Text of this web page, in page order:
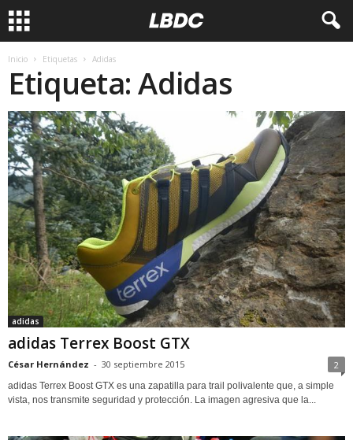
Inicio Etiquetas Adidas
Etiqueta: Adidas
adidas
adidas Terrex Boost GTX
César Hernández - 30 septiembre 2015 2
adidas Terrex Boost GTX es una zapatilla para trail polivalente que, a simple
vista, nos transmite seguridad y protección. La imagen agresiva que la...